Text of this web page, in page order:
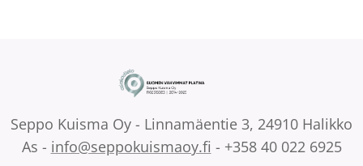
Seppo Kuisma Oy - Linnamäentie 3, 24910 Halikko
As - info@seppokuismaoy.fi - +358 40 022 6925